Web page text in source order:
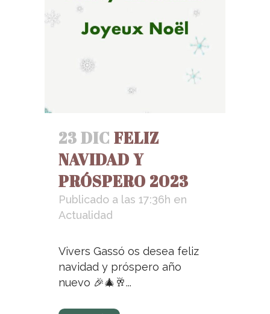
23 DIC FELIZ
NAVIDAD Y
PRÓSPERO 2023
Publicado a las 17:36h en
Actualidad
Vivers Gassó os desea feliz
navidad y próspero año
nuevo 🎉🎄🥂...